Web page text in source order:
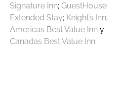
Signature Inn; GuestHouse
Extended Stay; Knight’s Inn;
Americas Best Value Inn y
Canadas Best Value Inn.